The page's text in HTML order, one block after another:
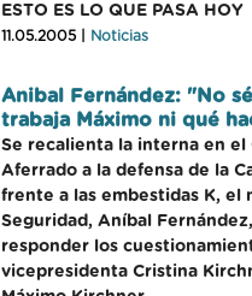
ESTO ES LO QUE PASA HOY
11.05.2005 | Noticias
Anibal Fernández: "No
trabaja Máximo ni qué
Se recalienta la interna en el
Aferrado a la defensa de la
frente a las embestidas K, el
Seguridad, Aníbal
responder los
vicepresidenta Cristina